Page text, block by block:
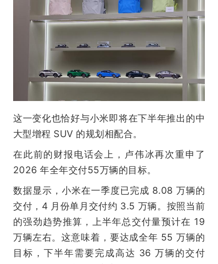
这一变化也恰好与小米即将在下半年推出的中
大型增程 SUV 的规划相配合。
在此前的财报电话会上，卢伟冰再次重申了
2026 年全年交付55万辆的目标。
数据显示，小米在一季度已完成 8.08 万辆的
交付，4 月份单月交付约 3.5 万辆。按照当前
的强劲趋势推算，上半年总交付量预计在 19
万辆左右。这意味着，要达成全年 55 万辆的
目标，下半年需要完成高达 36 万辆的交付